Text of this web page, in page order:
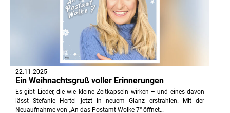
22.11.2025
Ein Weihnachtsgruß voller Erinnerungen
Es gibt Lieder, die wie kleine Zeitkapseln wirken – und eines davon
lässt Stefanie Hertel jetzt in neuem Glanz erstrahlen. Mit der
Neuaufnahme von „An das Postamt Wolke 7“ öffnet…